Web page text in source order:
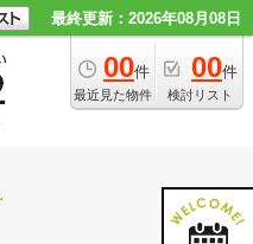
最終更新：2026年08月08日
00件
最近見た物件
00件
検討リスト